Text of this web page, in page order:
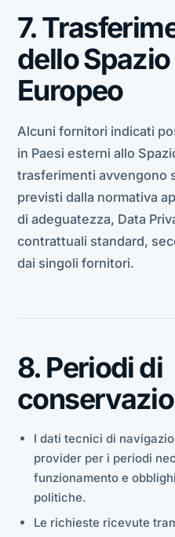
7.
dello
Europeo
Alcuni fornitori indicati
in Paesi esterni allo
trasferimenti avvengono
previsti dalla normativa
di adeguatezza, Data
contrattuali standard,
dai singoli fornitori.
8. Periodi di
I dati tecnici di
provider per i periodi
funzionamento e
politiche.
Le richieste ricevute